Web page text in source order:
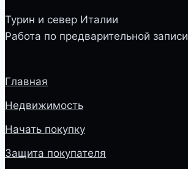
Турин и север Италии
Работа по предварительной записи
Главная
Недвижимость
Начать покупку
Защита покупателя